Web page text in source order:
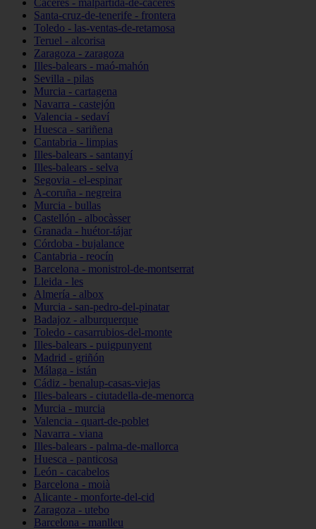
Cáceres - malpartida-de-cáceres
Santa-cruz-de-tenerife - frontera
Toledo - las-ventas-de-retamosa
Teruel - alcorisa
Zaragoza - zaragoza
Illes-balears - maó-mahón
Sevilla - pilas
Murcia - cartagena
Navarra - castejón
Valencia - sedaví
Huesca - sariñena
Cantabria - limpias
Illes-balears - santanyí
Illes-balears - selva
Segovia - el-espinar
A-coruña - negreira
Murcia - bullas
Castellón - albocàsser
Granada - huétor-tájar
Córdoba - bujalance
Cantabria - reocín
Barcelona - monistrol-de-montserrat
Lleida - les
Almería - albox
Murcia - san-pedro-del-pinatar
Badajoz - alburquerque
Toledo - casarrubios-del-monte
Illes-balears - puigpunyent
Madrid - griñón
Málaga - istán
Cádiz - benalup-casas-viejas
Illes-balears - ciutadella-de-menorca
Murcia - murcia
Valencia - quart-de-poblet
Navarra - viana
Illes-balears - palma-de-mallorca
Huesca - panticosa
León - cacabelos
Barcelona - moià
Alicante - monforte-del-cid
Zaragoza - utebo
Barcelona - manlleu